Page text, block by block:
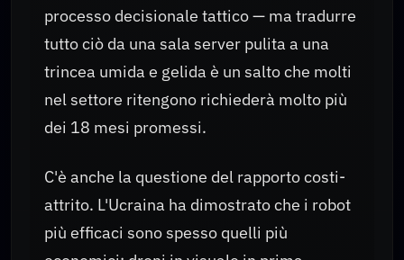
processo decisionale tattico — ma tradurre
tutto ciò da una sala server pulita a una
trincea umida e gelida è un salto che molti
nel settore ritengono richiederà molto più
dei 18 mesi promessi.
C'è anche la questione del rapporto costi-
attrito. L'Ucraina ha dimostrato che i robot
più efficaci sono spesso quelli più